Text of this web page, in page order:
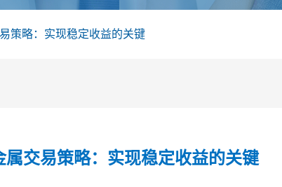
策略：实现稳定收益的关键
属交易策略：实现稳定收益的关键